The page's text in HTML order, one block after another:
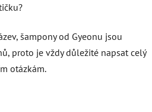
šampony od Gyeonu jsou
proto je vždy důležité napsat celý
otázkám.